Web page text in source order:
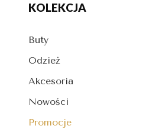
KOLEKCJA
Buty
Odzież
Akcesoria
Nowości
Promocje